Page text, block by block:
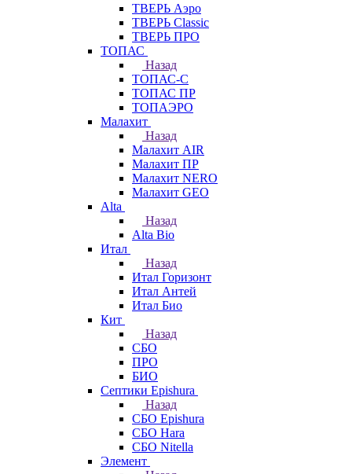
ТВЕРЬ Аэро
ТВЕРЬ Classic
ТВЕРЬ ПРО
ТОПАС
Назад
ТОПАС-С
ТОПАС ПР
ТОПАЭРО
Малахит
Назад
Малахит AIR
Малахит ПР
Малахит NERO
Малахит GEO
Alta
Назад
Alta Bio
Итал
Назад
Итал Горизонт
Итал Антей
Итал Био
Кит
Назад
СБО
ПРО
БИО
Септики Epishura
Назад
СБО Epishura
СБО Hara
СБО Nitella
Элемент